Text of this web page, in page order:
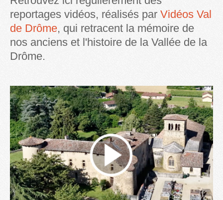
reportages vidéos, réalisés par Vidéos Val
de Drôme, qui retracent la mémoire de
nos anciens et l'histoire de la Vallée de la
Drôme.